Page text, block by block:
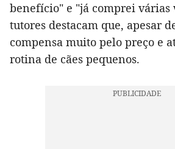
benefício" e "já comprei várias
tutores destacam que, apesar
compensa muito pelo preço e
rotina de cães pequenos.